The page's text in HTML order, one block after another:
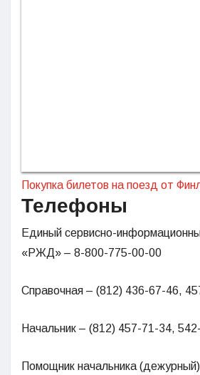
Покупка билетов на поезд от
Телефоны
Единый сервисно-
«РЖД» – 8-800-775-00-00
Справочная – (812) 436-67-46,
Начальник – (812) 457-71-34,
Помощник начальника